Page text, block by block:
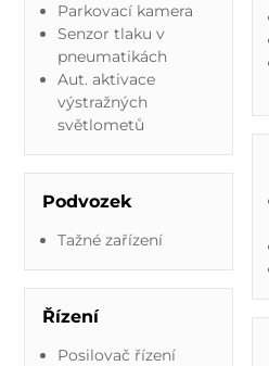
Parkovací kamera
Senzor tlaku v
pneumatikách
Aut. aktivace
výstražných
světlometů
Podvozek
Tažné zařízení
Řízení
Posilovač řízení